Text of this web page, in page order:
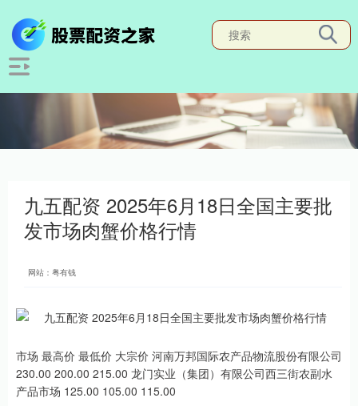
九五配资 2025年6月18日全国主要批
发市场肉蟹价格行情
网站：粤有钱
市场 最高价 最低价 大宗价 河南万邦国际农产品物流股份有限公司
230.00 200.00 215.00 龙门实业（集团）有限公司西三街农副水
产品市场 125.00 105.00 115.00